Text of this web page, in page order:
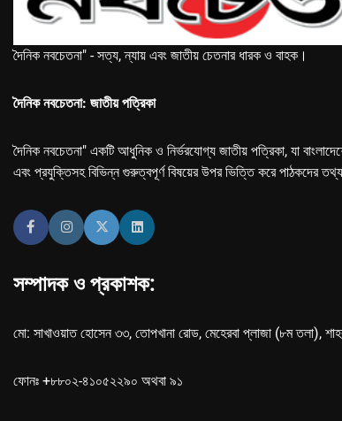
দৈনিক নবচেতনা" - সত্য, ন্যায় এবং জাতীয় চেতনার ধারক ও বাহক।
দৈনিক নবচেতনা: জাতীয় পত্রিকা
দৈনিক নবচেতনা" একটি আধুনিক ও নির্ভরযোগ্য জাতীয় পত্রিকা, যা
এবং প্রযুক্তিসহ বিভিন্ন গুরুত্বপূর্ণ বিষয়ের উপর ভিত্তি করে পাঠকদের
সম্পাদক ও প্রকাশক:
মো: সাখাওয়াত হোসেন ৩৩, তোপখানা রোড, মেহেরবা প্লাজা (৮ম তলা),
ফোনঃ +৮৮০২-৪১০৫২২৯০ অথবা ৯১